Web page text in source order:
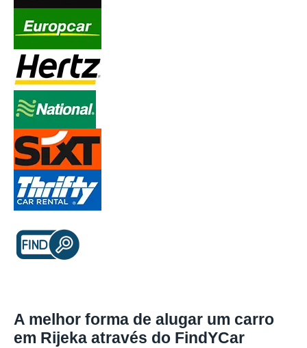
A melhor forma de alugar um carro
em Rijeka através do FindYCar